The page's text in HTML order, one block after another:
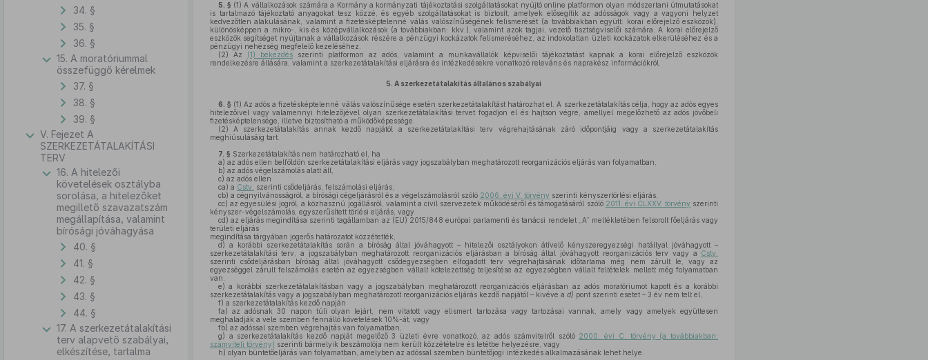
34. §
35. §
36. §
15. A moratóriummal
összefüggő kérelmek
37. §
38. §
39. §
V. Fejezet A
SZERKEZETÁTALAKÍTÁSI
TERV
16. A hitelezői
követelések osztályba
sorolása, a hitelezőket
megillető szavazatszám
megállapítása, valamint
bírósági jóváhagyása
40. §
41. §
42. §
43. §
44. §
17. A szerkezetátalakítási
terv alapvető szabályai,
elkészítése, tartalma
5. § (1) A vállalkozások számára a Kormány a kormányzati tájékoztatási szolgáltatásokat nyújtó online platformon olyan módszertani útmutatásokat
is tartalmazó tájékoztató anyagokat tesz közzé, és egyéb szolgáltatásokat is biztosít, amelyek elősegítik az adósságok vagy a vagyoni helyzet
kedvezőtlen alakulásának, valamint a fizetésképtelenné válás valószínűségének felismerését (a továbbiakban együtt: korai előrejelző eszközök),
különösképpen a mikro-, kis és középvállalkozások (a továbbiakban: kkv.), valamint azok tagjai, vezető tisztségviselői számára. A korai előrejelző
eszközök segítséget nyújtanak a vállalkozások részére a pénzügyi kockázatok felismeréséhez, az indokolatlan üzleti kockázatok elkerüléséhez és a
pénzügyi nehézség megfelelő kezeléséhez.
(2) Az (1) bekezdés szerinti platformon az adós, valamint a munkavállalók képviselői tájékoztatást kapnak a korai előrejelző eszközök
rendelkezésre állására, valamint a szerkezetátalakítási eljárásra és intézkedésekre vonatkozó releváns és naprakész információkról.
5. A szerkezetátalakítás általános szabályai
6. § (1) Az adós a fizetésképtelenné válás valószínűsége esetén szerkezetátalakítást határozhat el. A szerkezetátalakítás célja, hogy az adós egyes
hitelezőivel vagy valamennyi hitelezőjével olyan szerkezetátalakítási tervet fogadjon el és hajtson végre, amellyel megelőzhető az adós jövőbeli
fizetésképtelensége, illetve biztosítható a működőképessége.
(2) A szerkezetátalakítás annak kezdő napjától a szerkezetátalakítási terv végrehajtásának záró időpontjáig vagy a szerkezetátalakítás
meghiúsulásáig tart.
7. § Szerkezetátalakítás nem határozható el, ha
a) az adós ellen belföldön szerkezetátalakítási eljárás vagy jogszabályban meghatározott reorganizációs eljárás van folyamatban,
b) az adós végelszámolás alatt áll,
c) az adós ellen
ca) a Cstv.
szerinti csődeljárás, felszámolási eljárás,
cb) a cégnyilvánosságról, a bírósági cégeljárásról és a végelszámolásról szóló 2006. évi V. törvény szerinti kényszertörlési eljárás,
cc) az egyesülési jogról, a közhasznú jogállásról, valamint a civil szervezetek működéséről és támogatásáról szóló 2011. évi CLXXV. törvény szerinti
kényszer-végelszámolás, egyszerűsített törlési eljárás, vagy
cd) az eljárás megindítása szerinti tagállamban az (EU) 2015/848 európai parlamenti és tanácsi rendelet „A” mellékletében felsorolt főeljárás vagy
területi eljárás
megindítása tárgyában jogerős határozatot közzétették,
d) a korábbi szerkezetátalakítás során a bíróság által jóváhagyott – hitelezői osztályokon átívelő kényszeregyezségi hatállyal jóváhagyott –
szerkezetátalakítási terv, a jogszabályban meghatározott reorganizációs eljárásban a bíróság által jóváhagyott reorganizációs terv vagy a Cstv.
szerinti csődeljárásban bíróság által jóváhagyott csődegyezségben elfogadott terv végrehajtásának időtartama még nem zárult le, vagy az
egyezséggel zárult felszámolás esetén az egyezségben vállalt kötelezettség teljesítése az egyezségben vállalt feltételek mellett még folyamatban
van,
e) a korábbi szerkezetátalakításban vagy a jogszabályban meghatározott reorganizációs eljárásban az adós moratóriumot kapott és a korábbi
szerkezetátalakítás vagy a jogszabályban meghatározott reorganizációs eljárás kezdő napjától – kivéve a d) pont szerinti esetet – 3 év nem telt el,
f) a szerkezetátalakítás kezdő napján
fa) az adósnak 30 napon túli olyan lejárt, nem vitatott vagy elismert tartozása vagy tartozásai vannak, amely vagy amelyek együttesen
meghaladják a vele szemben fennálló követelések 10%-át, vagy
fb) az adóssal szemben végrehajtás van folyamatban,
g) a szerkezetátalakítás kezdő napját megelőző 3 üzleti évre vonatkozó, az adós számvitelről szóló 2000. évi C. törvény (a továbbiakban:
számviteli törvény) szerinti bármelyik beszámolója nem került közzétételre és letétbe helyezésre, vagy
h) olyan büntetőeljárás van folyamatban, amelyben az adóssal szemben büntetőjogi intézkedés alkalmazásának lehet helye.